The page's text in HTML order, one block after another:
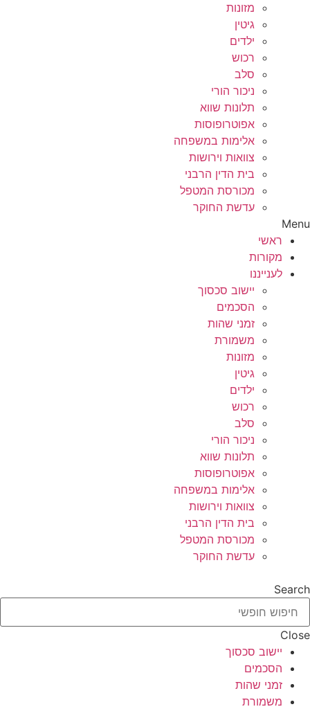
מזונות
גיטין
ילדים
רכוש
סלב
ניכור הורי
תלונות שווא
אפוטרופוסות
אלימות במשפחה
צוואות וירושות
בית הדין הרבני
מכורסת המטפל
עדשת החוקר
Menu
ראשי
מקורות
לענייננו
יישוב סכסוך
הסכמים
זמני שהות
משמורת
מזונות
גיטין
ילדים
רכוש
סלב
ניכור הורי
תלונות שווא
אפוטרופוסות
אלימות במשפחה
צוואות וירושות
בית הדין הרבני
מכורסת המטפל
עדשת החוקר
Search
Close
יישוב סכסוך
הסכמים
זמני שהות
משמורת